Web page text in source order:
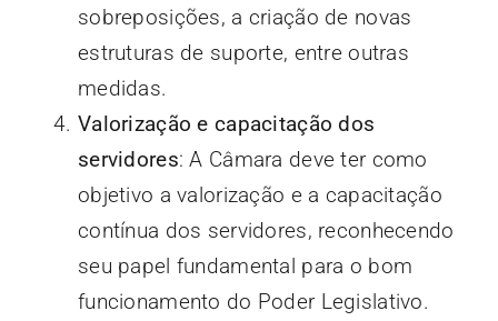
sobreposições, a criação de novas
estruturas de suporte, entre outras
medidas.
Valorização e capacitação dos
servidores: A Câmara deve ter como
objetivo a valorização e a capacitação
contínua dos servidores, reconhecendo
seu papel fundamental para o bom
funcionamento do Poder Legislativo.